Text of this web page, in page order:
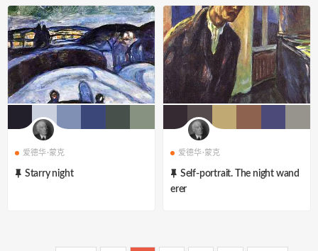
爱德华·蒙克
Starry night
爱德华·蒙克
Self-portrait. The night wand
erer